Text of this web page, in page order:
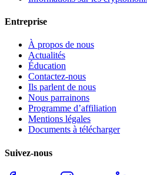
Entreprise
À propos de nous
Actualités
Éducation
Contactez-nous
Ils parlent de nous
Nous parrainons
Programme d’affiliation
Mentions légales
Documents à télécharger
Suivez-nous